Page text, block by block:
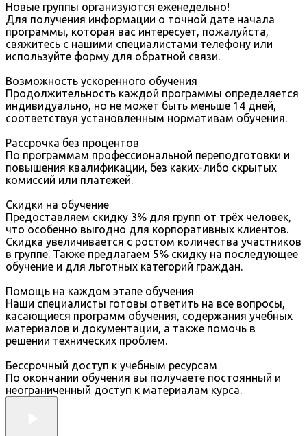
Новые группы организуются еженедельно!
Для получения информации о точной дате начала
программы, которая вас интересует, пожалуйста,
свяжитесь с нашими специалистами телефону или
используйте форму для обратной связи.
Возможность ускоренного обучения
Продолжительность каждой программы определяется
индивидуально, но не может быть меньше 14 дней,
соответствуя установленным нормативам обучения.
Рассрочка без процентов
По программам профессиональной переподготовки и
повышения квалификации, без каких-либо скрытых
комиссий или платежей.
Скидки на обучение
Предоставляем скидку 3% для групп от трёх человек,
что особенно выгодно для корпоративных клиентов.
Скидка увеличивается с ростом количества участников
в группе. Также предлагаем 5% скидку на последующее
обучение и для льготных категорий граждан.
Помощь на каждом этапе обучения
Наши специалисты готовы ответить на все вопросы,
касающиеся программ обучения, содержания учебных
материалов и документации, а также помочь в
решении технических проблем.
Бессрочный доступ к учебным ресурсам
По окончании обучения вы получаете постоянный и
неограниченный доступ к материалам курса.